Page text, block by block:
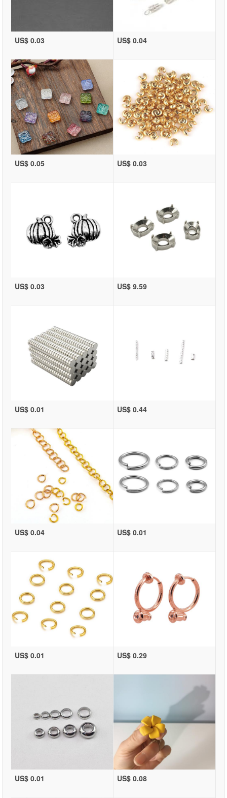
US$ 0.03 US$ 0.04
US$ 0.05 US$ 0.03
US$ 0.03 US$ 9.59
US$ 0.01 US$ 0.44
US$ 0.04 US$ 0.01
US$ 0.01 US$ 0.29
US$ 0.01 US$ 0.08